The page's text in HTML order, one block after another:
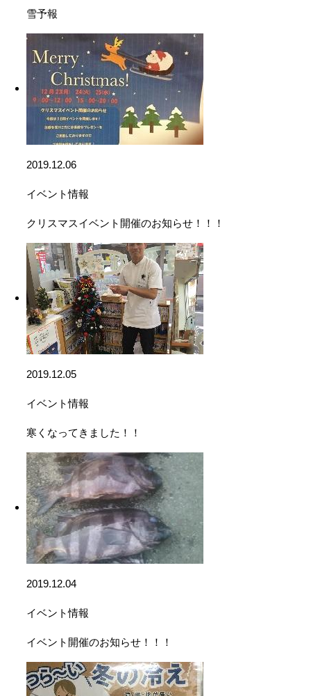
雪予報
2019.12.06
イベント情報
クリスマスイベント開催のお知らせ！！！
2019.12.05
イベント情報
寒くなってきました！！
2019.12.04
イベント情報
イベント開催のお知らせ！！！